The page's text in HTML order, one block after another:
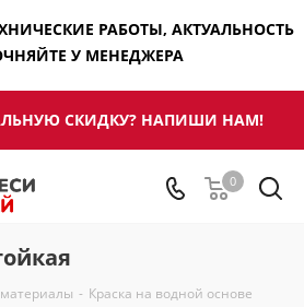
РАБОТЫ, АКТУАЛЬНОСТЬ
У МЕНЕДЖЕРА
СКИДКУ? НАПИШИ НАМ!
0
- Краска на водной основе